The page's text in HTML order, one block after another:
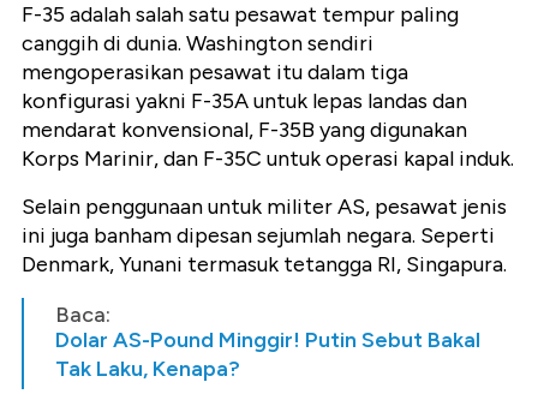
F-35 adalah salah satu pesawat tempur paling
canggih di dunia. Washington sendiri
mengoperasikan pesawat itu dalam tiga
konfigurasi yakni F-35A untuk lepas landas dan
mendarat konvensional, F-35B yang digunakan
Korps Marinir, dan F-35C untuk operasi kapal induk.
Selain penggunaan untuk militer AS, pesawat jenis
ini juga banham dipesan sejumlah negara. Seperti
Denmark, Yunani termasuk tetangga RI, Singapura.
Baca:
Dolar AS-Pound Minggir! Putin Sebut Bakal
Tak Laku, Kenapa?